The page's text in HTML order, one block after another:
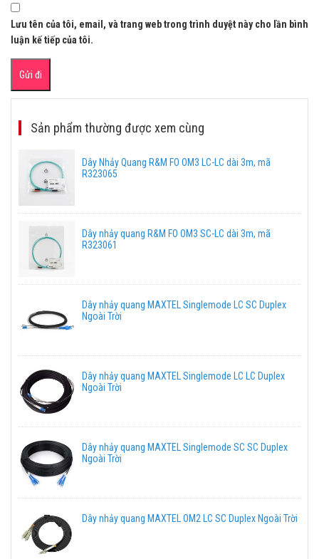
Lưu tên của tôi, email, và trang web trong trình duyệt này cho lần bình
luận kế tiếp của tôi.
Sản phẩm thường được xem cùng
Dây Nhảy Quang R&M FO OM3 LC-LC dài 3m, mã
R323065
Dây nhảy quang R&M FO OM3 SC-LC dài 3m, mã
R323061
Dây nhảy quang MAXTEL Singlemode LC SC Duplex
Ngoài Trời
Dây nhảy quang MAXTEL Singlemode LC LC Duplex
Ngoài Trời
Dây nhảy quang MAXTEL Singlemode SC SC Duplex
Ngoài Trời
Dây nhảy quang MAXTEL OM2 LC SC Duplex Ngoài Trời